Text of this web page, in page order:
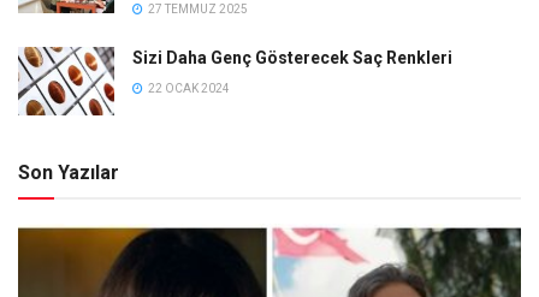
27 TEMMUZ 2025
Sizi Daha Genç Gösterecek Saç Renkleri
22 OCAK 2024
Son Yazılar